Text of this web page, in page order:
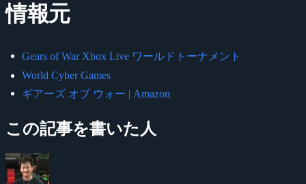
情報元
Gears of War Xbox Live ワールドトーナメント
World Cyber Games
ギアーズ オブ ウォー | Amazon
この記事を書いた人